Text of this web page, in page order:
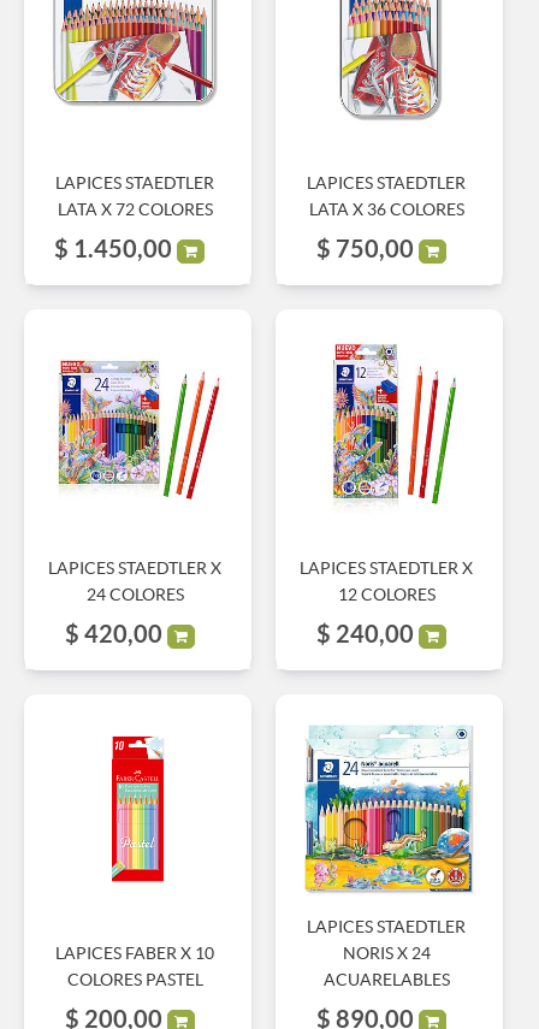
LAPICES STAEDTLER
LATA X 72 COLORES
$ 1.450,00
LAPICES STAEDTLER
LATA X 36 COLORES
$ 750,00
LAPICES STAEDTLER X
24 COLORES
$ 420,00
LAPICES STAEDTLER X
12 COLORES
$ 240,00
LAPICES FABER X 10
COLORES PASTEL
$ 200,00
LAPICES STAEDTLER
NORIS X 24
ACUARELABLES
$ 890,00